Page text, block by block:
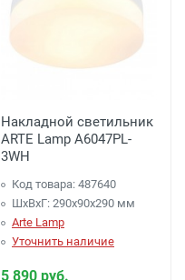
Накладной светильник
ARTE Lamp A6047PL-
3WH
Код товара: 487640
ШхВхГ: 290x90x290 мм
Arte Lamp
Уточнить наличие
5 890 руб.